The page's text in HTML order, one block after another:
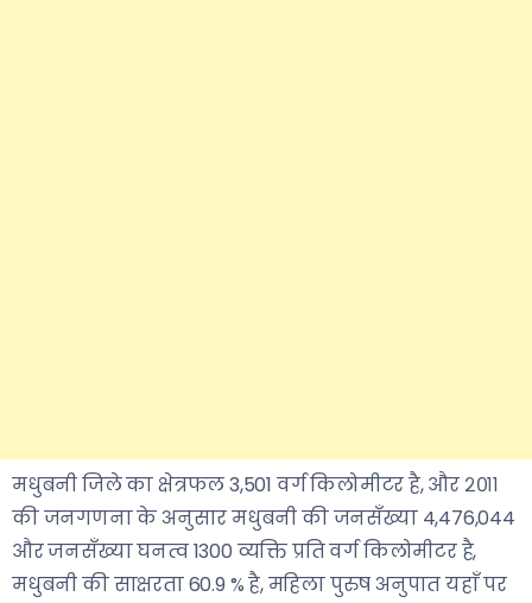
मधुबनी जिले का क्षेत्रफल 3,501 वर्ग किलोमीटर है, और २०११
की जनगणना के अनुसार मधुबनी की जनसँख्या 4,476,044
और जनसँख्या घनत्व 1300 व्यक्ति प्रति वर्ग किलोमीटर है,
मधुबनी की साक्षरता 60.9 % है, महिला पुरुष अनुपात यहाँ पर